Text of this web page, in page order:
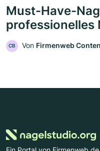
Must-Have-
professionelles
CB Von Firmenweb